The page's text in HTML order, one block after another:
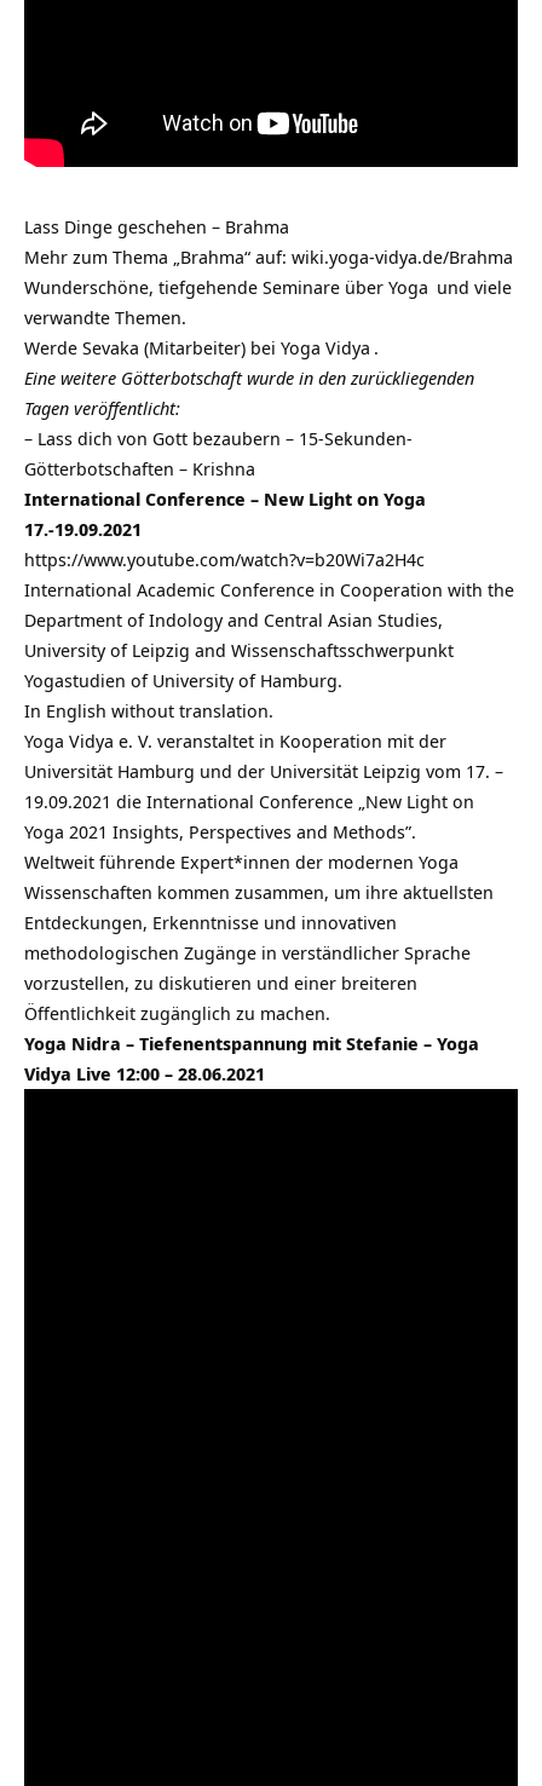
Lass Dinge geschehen – Brahma
Mehr zum Thema „Brahma“ auf: wiki.yoga-vidya.de/Brahma
Wunderschöne, tiefgehende Seminare über Yoga und viele
verwandte Themen.
Werde Sevaka (Mitarbeiter) bei Yoga Vidya .
Eine weitere Götterbotschaft wurde in den zurückliegenden
Tagen veröffentlicht:
– Lass dich von Gott bezaubern – 15-Sekunden-
Götterbotschaften – Krishna
International Conference – New Light on Yoga
17.-19.09.2021
https://www.youtube.com/watch?v=b20Wi7a2H4c
International Academic Conference in Cooperation with the
Department of Indology and Central Asian Studies,
University of Leipzig and Wissenschaftsschwerpunkt
Yogastudien of University of Hamburg.
In English without translation.
Yoga Vidya e. V. veranstaltet in Kooperation mit der
Universität Hamburg und der Universität Leipzig vom 17. –
19.09.2021 die International Conference „New Light on
Yoga 2021 Insights, Perspectives and Methods”.
Weltweit führende Expert*innen der modernen Yoga
Wissenschaften kommen zusammen, um ihre aktuellsten
Entdeckungen, Erkenntnisse und innovativen
methodologischen Zugänge in verständlicher Sprache
vorzustellen, zu diskutieren und einer breiteren
Öffentlichkeit zugänglich zu machen.
Yoga Nidra – Tiefenentspannung mit Stefanie – Yoga
Vidya Live 12:00 – 28.06.2021